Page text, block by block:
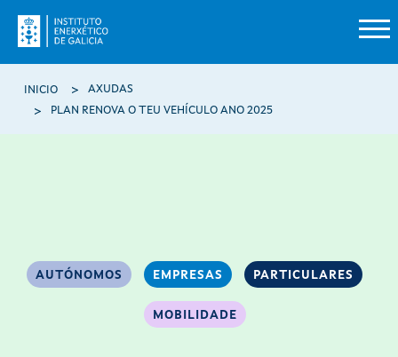
Miga de pan
INICIO
AXUDAS
PLAN RENOVA O TEU VEHÍCULO ANO 2025
AUTÓNOMOS EMPRESAS PARTICULARES
MOBILIDADE